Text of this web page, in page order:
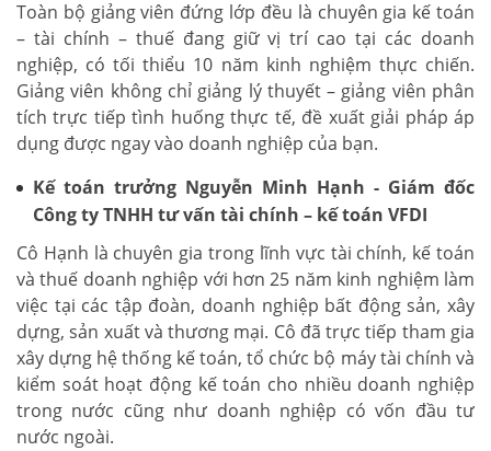
Toàn bộ giảng viên đứng lớp đều là chuyên gia kế toán
– tài chính – thuế đang giữ vị trí cao tại các doanh
nghiệp, có tối thiểu 10 năm kinh nghiệm thực chiến.
Giảng viên không chỉ giảng lý thuyết – giảng viên phân
tích trực tiếp tình huống thực tế, đề xuất giải pháp áp
dụng được ngay vào doanh nghiệp của bạn.
Kế toán trưởng Nguyễn Minh Hạnh - Giám đốc
Công ty TNHH tư vấn tài chính – kế toán VFDI
Cô Hạnh là chuyên gia trong lĩnh vực tài chính, kế toán
và thuế doanh nghiệp với hơn 25 năm kinh nghiệm làm
việc tại các tập đoàn, doanh nghiệp bất động sản, xây
dựng, sản xuất và thương mại. Cô đã trực tiếp tham gia
xây dựng hệ thống kế toán, tổ chức bộ máy tài chính và
kiểm soát hoạt động kế toán cho nhiều doanh nghiệp
trong nước cũng như doanh nghiệp có vốn đầu tư
nước ngoài.